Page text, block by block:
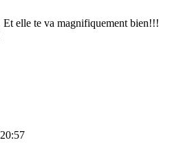
Et elle te va magnifiquement bien!!!
20:57